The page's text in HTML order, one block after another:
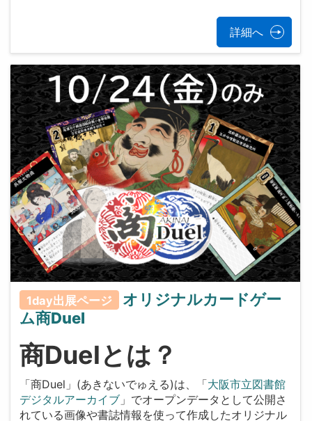
詳細へ
1day出展ページ
オリジナルカードゲー
ム商Duel
商Duelとは？
「商Duel」(あきないでゅえる)は、「大阪市立図書館
デジタルアーカイブ」でオープンデータとして公開さ
れている画像や書誌情報を使って作成したオリジナル